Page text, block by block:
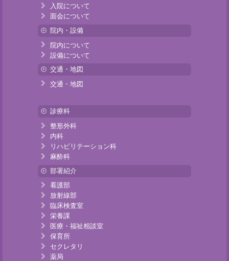
入院について
面会について
院内・設備
院内について
設備について
交通・地図
交通・地図
診療科
整形外科
内科
リハビリテーション科
麻酔科
部署紹介
看護部
放射線部
臨床検査室
栄養課
医療・福祉相談室
保育所
セクレタリ
薬局